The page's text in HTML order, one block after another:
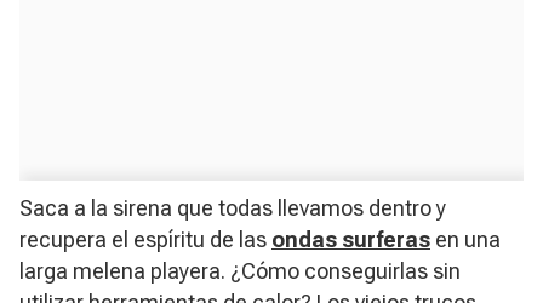
Saca a la sirena que todas llevamos dentro y
recupera el espíritu de las ondas surferas en una
larga melena playera. ¿Cómo conseguirlas sin